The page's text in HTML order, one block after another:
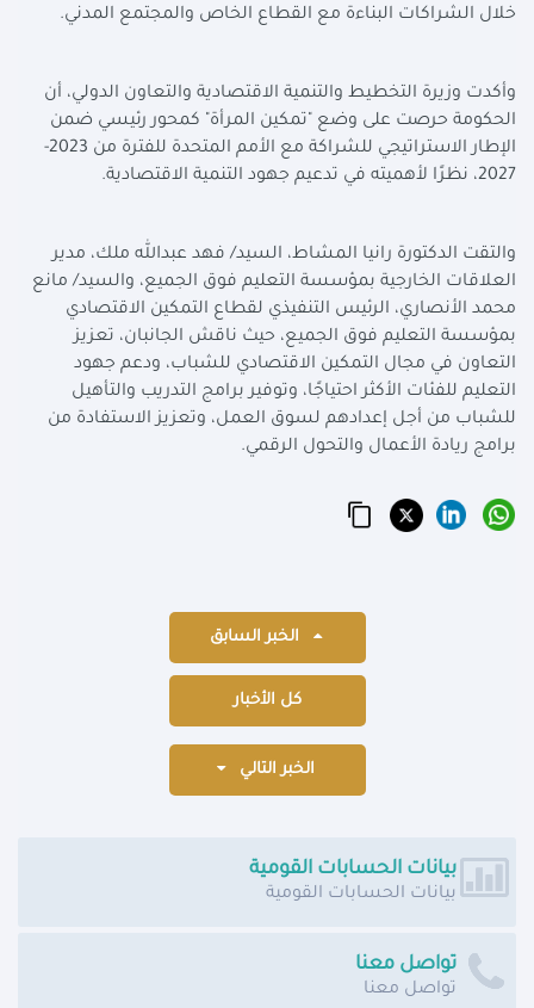
خلال الشراكات البناءة مع القطاع الخاص والمجتمع المدني.
وأكدت وزيرة التخطيط والتنمية الاقتصادية والتعاون الدولي، أن
الحكومة حرصت على وضع "تمكين المرأة" كمحور رئيسي ضمن
الإطار الاستراتيجي للشراكة مع الأمم المتحدة للفترة من 2023-
2027، نظرًا لأهميته في تدعيم جهود التنمية الاقتصادية.
والتقت الدكتورة رانيا المشاط، السيد/ فهد عبدالله ملك، مدير
العلاقات الخارجية بمؤسسة التعليم فوق الجميع، والسيد/ مانع
محمد الأنصاري، الرئيس التنفيذي لقطاع التمكين الاقتصادي
بمؤسسة التعليم فوق الجميع، حيث ناقش الجانبان، تعزيز
التعاون في مجال التمكين الاقتصادي للشباب، ودعم جهود
التعليم للفئات الأكثر احتياجًا، وتوفير برامج التدريب والتأهيل
للشباب من أجل إعدادهم لسوق العمل، وتعزيز الاستفادة من
برامج ريادة الأعمال والتحول الرقمي.
الخبر السابق
كل الأخبار
الخبر التالي
بيانات الحسابات القومية
بيانات الحسابات القومية
تواصل معنا
تواصل معنا